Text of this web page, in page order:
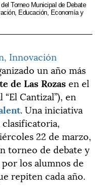
Torneo Municipal de Debate
Educación, Economía y
Innovación
un año más
de Las Rozasen el
Cantizal”), en
. Una iniciativa
clasificatoria,
22 de marzo,
torneo de debate y
los alumnos de
repiten cada año.